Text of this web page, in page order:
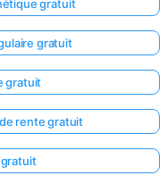
gratuit
gratuit
gratuit
rente gratuit